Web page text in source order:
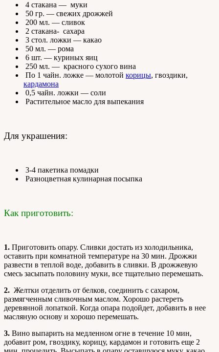
4 стакана — муки
50 гр. — свежих дрожжей
200 мл. — сливок
2 стакана- сахара
3 стол. ложки — какао
50 мл. — рома
6 шт. — куриных яиц
250 мл. — красного сухого вина
По 1 чайн. ложке — молотой корицы, гвоздики,
кардамона
0,5 чайн. ложки — соли
Растительное масло для выпекания
Для украшения:
3-4 пакетика помадки
Разноцветная кулинарная посыпка
Как приготовить:
1. Приготовить опару. Сливки достать из холодильника,
оставить при комнатной температуре на 30 мин. Дрожжи
развести в теплой воде, добавить в сливки. В дрожжевую
смесь засыпать половину муки, все тщательно перемешать.
2. Желтки отделить от белков, соединить с сахаром,
размягченным сливочным маслом. Хорошо растереть
деревянной лопаткой. Когда опара подойдет, добавить в нее
масляную основу и хорошо перемешать.
3. Вино выпарить на медленном огне в течение 10 мин,
добавит ром, гвоздику, корицу, кардамон и готовить еще 2